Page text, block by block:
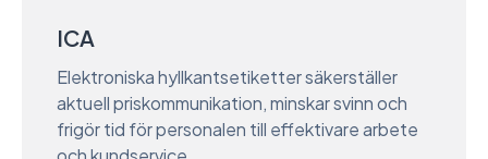
ICA
Elektroniska hyllkantsetiketter säkerställer
aktuell priskommunikation, minskar svinn och
frigör tid för personalen till effektivare arbete